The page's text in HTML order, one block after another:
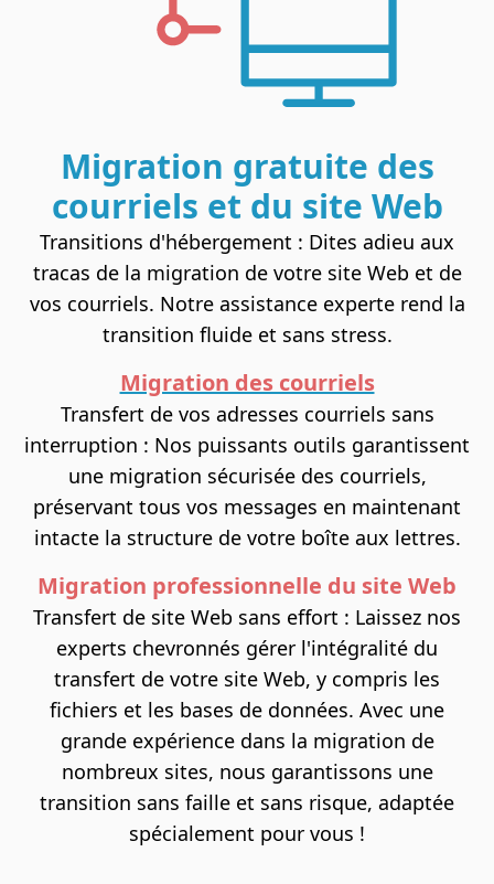
Migration gratuite des
courriels et du site Web
Transitions d'hébergement : Dites adieu aux
tracas de la migration de votre site Web et de
vos courriels. Notre assistance experte rend la
transition fluide et sans stress.
Migration des courriels
Transfert de vos adresses courriels sans
interruption : Nos puissants outils garantissent
une migration sécurisée des courriels,
préservant tous vos messages en maintenant
intacte la structure de votre boîte aux lettres.
Migration professionnelle du site Web
Transfert de site Web sans effort : Laissez nos
experts chevronnés gérer l'intégralité du
transfert de votre site Web, y compris les
fichiers et les bases de données. Avec une
grande expérience dans la migration de
nombreux sites, nous garantissons une
transition sans faille et sans risque, adaptée
spécialement pour vous !